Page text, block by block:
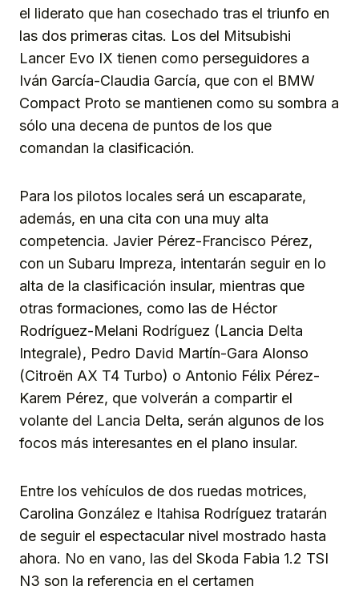
el liderato que han cosechado tras el triunfo en
las dos primeras citas. Los del Mitsubishi
Lancer Evo IX tienen como perseguidores a
Iván García-Claudia García, que con el BMW
Compact Proto se mantienen como su sombra a
sólo una decena de puntos de los que
comandan la clasificación.
Para los pilotos locales será un escaparate,
además, en una cita con una muy alta
competencia. Javier Pérez-Francisco Pérez,
con un Subaru Impreza, intentarán seguir en lo
alta de la clasificación insular, mientras que
otras formaciones, como las de Héctor
Rodríguez-Melani Rodríguez (Lancia Delta
Integrale), Pedro David Martín-Gara Alonso
(Citroën AX T4 Turbo) o Antonio Félix Pérez-
Karem Pérez, que volverán a compartir el
volante del Lancia Delta, serán algunos de los
focos más interesantes en el plano insular.
Entre los vehículos de dos ruedas motrices,
Carolina González e Itahisa Rodríguez tratarán
de seguir el espectacular nivel mostrado hasta
ahora. No en vano, las del Skoda Fabia 1.2 TSI
N3 son la referencia en el certamen